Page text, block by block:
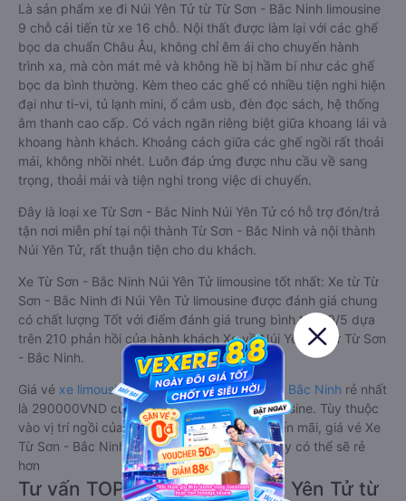
Là sản phẩm xe đi Núi Yên Tử từ Từ Sơn - Bắc Ninh limousine
9 chỗ cải tiến từ xe 16 chỗ. Nội thất được làm lại với các ghế
bọc da chuẩn Châu Âu, không chỉ êm ái cho chuyến hành
trình xa, mà còn mát mẻ và không hề bị hầm bí như các ghế
bọc da bình thường. Kèm theo các ghế có nhiều tiện nghi hiện
đại như ti-vi, tủ lạnh mini, ổ cắm usb, đèn đọc sách, hệ thống
âm thanh cao cấp. Có vách ngăn riêng biệt giữa khoang lái và
khoang hành khách. Khoảng cách giữa các ghế ngồi rất thoải
mái, không nhồi nhét. Luôn đáp ứng được nhu cầu về sang
trọng, thoải mái và tiện nghi trong việc di chuyển.
Đây là loại xe Từ Sơn - Bắc Ninh Núi Yên Tử có hỗ trợ đón/trả
tận nơi miễn phí tại nội thành Từ Sơn - Bắc Ninh và nội thành
Núi Yên Tử, rất thuận tiện cho du khách.
Xe Từ Sơn - Bắc Ninh Núi Yên Tử limousine tốt nhất: Xe từ Từ
Sơn - Bắc Ninh đi Núi Yên Tử limousine được đánh giá chung
có chất lượng Tốt với điểm đánh giá trung bình từ 3.9/5 dựa
trên 210 phản hồi của hành khách Xe về Núi Yên Tử từ Từ Sơn
- Bắc Ninh.
Giá vé xe limousine đi Núi Yên Tử từ Từ Sơn - Bắc Ninh rẻ nhất
là 290000VND của hãng xe Tùng Tuấn Limousine. Tùy thuộc
vào vị trí ngồi của bạn và chương trình khuyến mãi, giá vé Xe
Từ Sơn - Bắc Ninh đi Núi Yên Tử limousine này có thể sẽ rẻ
hơn
Tư vấn TOP 1 xe khách đi Núi Yên Tử từ